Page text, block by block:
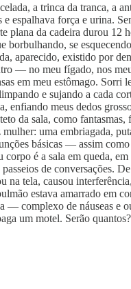
a trinca da tranca, a
espalhava força e urina.
plana da cadeira durou 12
borbulhando, se
aparecido, existido por
— no meu fígado, nos
em meu estômago. Sorri
e sujando a cada
meus dedos
da sala, como fantasmas,
uma embriagada,
básicas — assim
é a sala em queda,
de conversações.
na tela, causou
estava amarrado em
complexo de náuseas e
um motel. Serão